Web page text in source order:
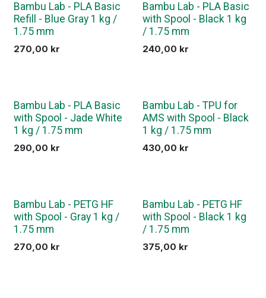
Bambu Lab - PLA Basic
Refill - Blue Gray 1 kg /
1.75 mm
270,00 kr
Bambu Lab - PLA Basic
with Spool - Black 1 kg
/ 1.75 mm
240,00 kr
Bambu Lab - PLA Basic
with Spool - Jade White
1 kg / 1.75 mm
290,00 kr
Bambu Lab - TPU for
AMS with Spool - Black
1 kg / 1.75 mm
430,00 kr
Bambu Lab - PETG HF
with Spool - Gray 1 kg /
1.75 mm
270,00 kr
Bambu Lab - PETG HF
with Spool - Black 1 kg
/ 1.75 mm
375,00 kr